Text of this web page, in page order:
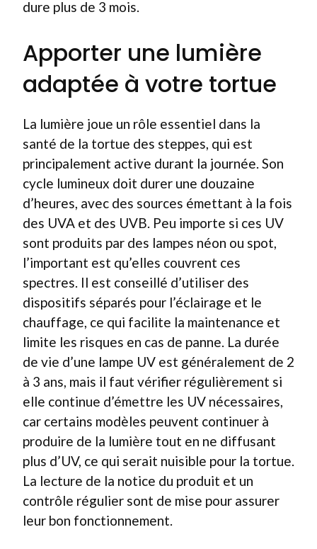
dure plus de 3 mois.
Apporter une lumière
adaptée à votre tortue
La lumière joue un rôle essentiel dans la
santé de la tortue des steppes, qui est
principalement active durant la journée. Son
cycle lumineux doit durer une douzaine
d’heures, avec des sources émettant à la fois
des UVA et des UVB. Peu importe si ces UV
sont produits par des lampes néon ou spot,
l’important est qu’elles couvrent ces
spectres. Il est conseillé d’utiliser des
dispositifs séparés pour l’éclairage et le
chauffage, ce qui facilite la maintenance et
limite les risques en cas de panne. La durée
de vie d’une lampe UV est généralement de 2
à 3 ans, mais il faut vérifier régulièrement si
elle continue d’émettre les UV nécessaires,
car certains modèles peuvent continuer à
produire de la lumière tout en ne diffusant
plus d’UV, ce qui serait nuisible pour la tortue.
La lecture de la notice du produit et un
contrôle régulier sont de mise pour assurer
leur bon fonctionnement.